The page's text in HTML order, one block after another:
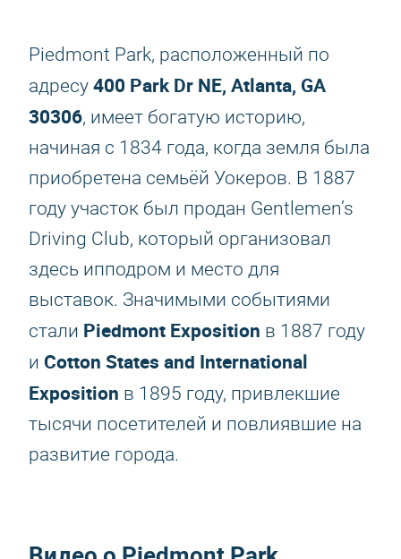
Piedmont Park, расположенный по
адресу 400 Park Dr NE, Atlanta, GA
30306, имеет богатую историю,
начиная с 1834 года, когда земля была
приобретена семьёй Уокеров. В 1887
году участок был продан Gentlemen’s
Driving Club, который организовал
здесь ипподром и место для
выставок. Значимыми событиями
стали Piedmont Exposition в 1887 году
и Cotton States and International
Exposition в 1895 году, привлекшие
тысячи посетителей и повлиявшие на
развитие города.